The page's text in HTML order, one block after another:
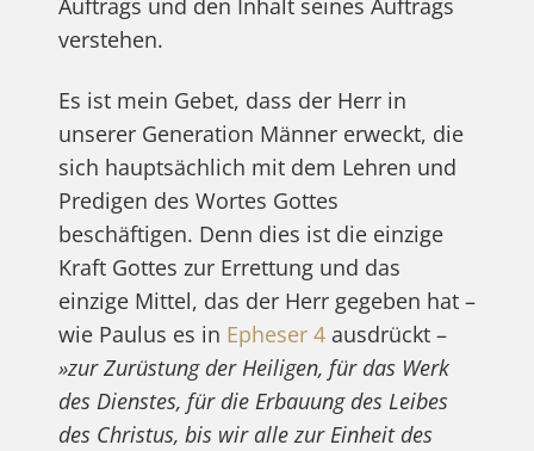
Auftrags und den Inhalt seines Auftrags
verstehen.
Es ist mein Gebet, dass der Herr in
unserer Generation Männer erweckt, die
sich hauptsächlich mit dem Lehren und
Predigen des Wortes Gottes
beschäftigen. Denn dies ist die einzige
Kraft Gottes zur Errettung und das
einzige Mittel, das der Herr gegeben hat –
wie Paulus es in Epheser 4ausdrückt –
»zur Zurüstung der Heiligen, für das Werk
des Dienstes, für die Erbauung des Leibes
des Christus, bis wir alle zur Einheit des